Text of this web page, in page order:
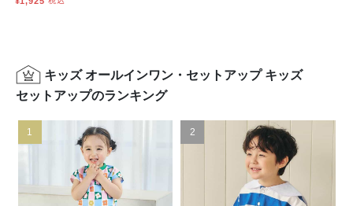
キッズ オールインワン・セットアップ キッズ
セットアップのランキング
1 2